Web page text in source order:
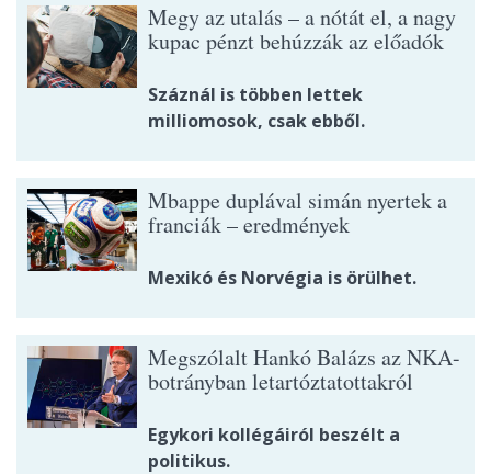
Megy az utalás – a nótát el, a nagy
kupac pénzt behúzzák az előadók
Száznál is többen lettek
milliomosok, csak ebből.
Mbappe duplával simán nyertek a
franciák – eredmények
Mexikó és Norvégia is örülhet.
Megszólalt Hankó Balázs az NKA-
botrányban letartóztatottakról
Egykori kollégáiról beszélt a
politikus.